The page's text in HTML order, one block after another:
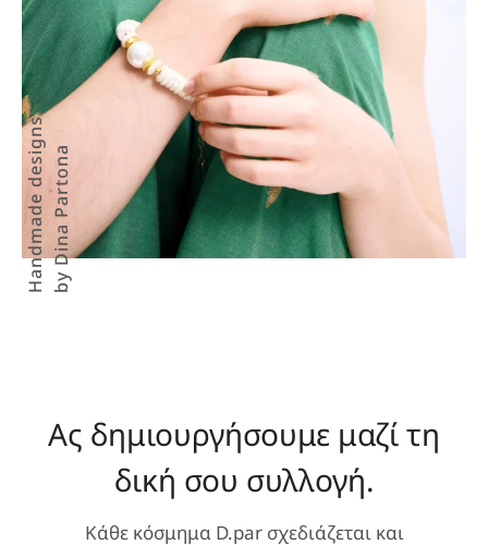
Handmade designsby Dina Partona
Ας δημιουργήσουμε μαζί τη
δική σου συλλογή.
Κάθε κόσμημα D.par σχεδιάζεται και